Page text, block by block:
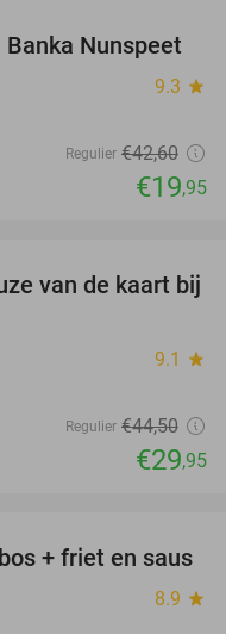
53%
Nunspeet
9.3 star
Regulier €42,60
€19,95
33%
van de kaart bij
9.1 star
Regulier €44,50
€29,95
37%
+ friet en saus
8.9 star